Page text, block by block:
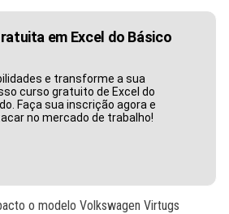
em Excel do Básico
e transforme a sua
curso gratuito de Excel do
Faça sua inscrição agora e
no mercado de trabalho!
o modelo Volkswagen Virtugs